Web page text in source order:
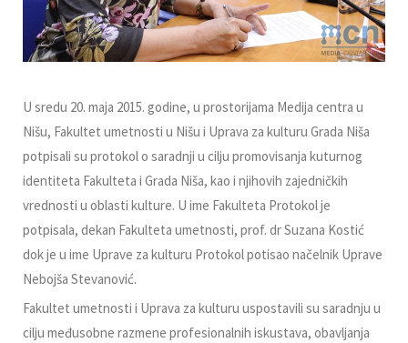
U sredu 20. maja 2015. godine, u prostorijama Medija centra u
Nišu, Fakultet umetnosti u Nišu i Uprava za kulturu Grada Niša
potpisali su protokol o saradnji u cilju promovisanja kuturnog
identiteta Fakulteta i Grada Niša, kao i njihovih zajedničkih
vrednosti u oblasti kulture. U ime Fakulteta Protokol je
potpisala, dekan Fakulteta umetnosti, prof. dr Suzana Kostić
dok je u ime Uprave za kulturu Protokol potisao načelnik Uprave
Nebojša Stevanović.
Fakultet umetnosti i Uprava za kulturu uspostavili su saradnju u
cilju međusobne razmene profesionalnih iskustava, obavljanja